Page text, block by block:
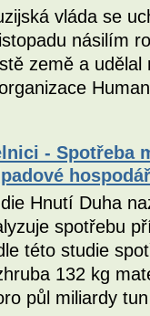
vláda se
násilím
země a
- Spotřeba
Hnutí Duha
spotřebu
této studie
132 kg
půl miliardy